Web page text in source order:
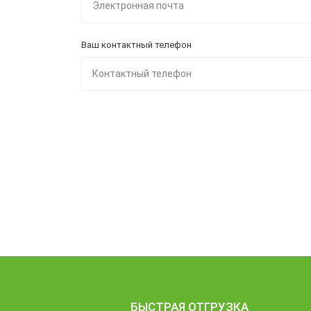
Ваш контактный телефон
БЫСТРАЯ ОТГРУЗКА